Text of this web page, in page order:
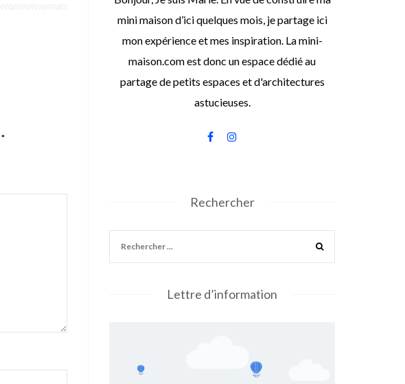
*
mini maison d’ici quelques mois, je partage ici
mon expérience et mes inspiration. La mini-
maison.com est donc un espace dédié au
partage de petits espaces et d'architectures
astucieuses.
Rechercher
Lettre d’information